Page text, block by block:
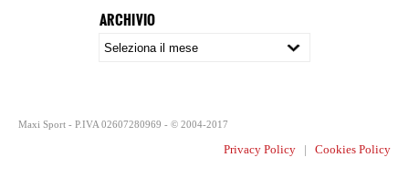
ARCHIVIO
Maxi Sport - P.IVA 02607280969 - © 2004-2017
Privacy Policy| Cookies Policy